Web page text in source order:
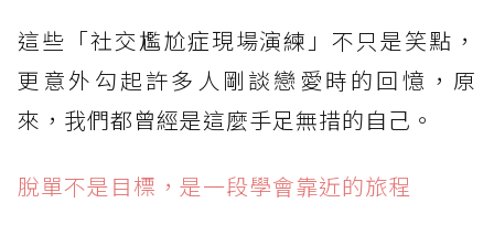
這些「社交尷尬症現場演練」不只是笑點，
更意外勾起許多人剛談戀愛時的回憶，原
來，我們都曾經是這麼手足無措的自己。
脫單不是目標，是一段學會靠近的旅程